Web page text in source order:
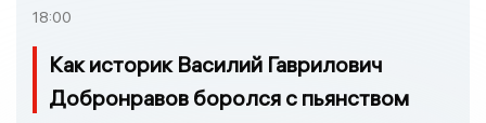
18:00
Как историк Василий Гаврилович
Добронравов боролся с пьянством